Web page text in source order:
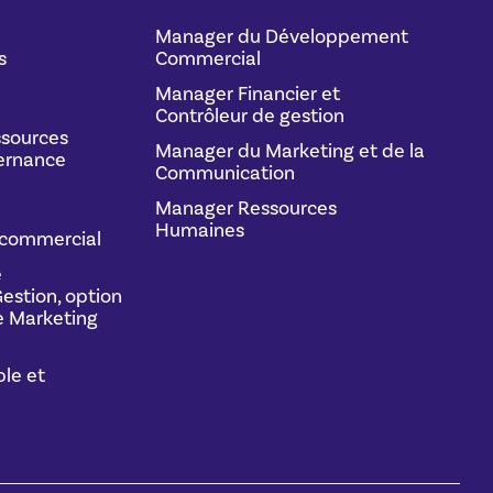
option
Marketing
et
Manager du Développement
Commercial
Manager Financier et
Contrôleur de gestion
Manager du Marketing et de la
Communication
Manager Ressources
Humaines